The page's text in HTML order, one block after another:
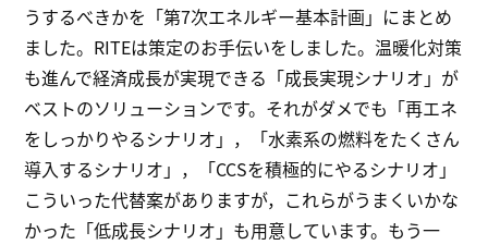
うするべきかを「第7次エネルギー基本計画」にまとめ
ました。RITEは策定のお手伝いをしました。温暖化対策
も進んで経済成長が実現できる「成長実現シナリオ」が
ベストのソリューションです。それがダメでも「再エネ
をしっかりやるシナリオ」，「水素系の燃料をたくさん
導入するシナリオ」，「CCSを積極的にやるシナリオ」
こういった代替案がありますが，これらがうまくいかな
かった「低成長シナリオ」も用意しています。もう一